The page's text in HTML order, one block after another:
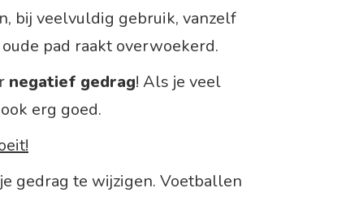
bij veelvuldig gebruik, vanzelf
pad raakt overwoekerd.
negatief gedrag! Als je veel
erg goed.
gedrag te wijzigen. Voetballen